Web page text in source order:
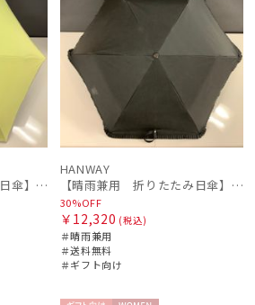
【晴雨兼用 折りたたみ日傘】ハンウェイ（ＨＡＮＷＡＹ）Liner ribbon（ライナー・リボン)
HANWAY
【晴雨兼用 折りたたみ日傘】ハンウェイ（ＨＡＮＷＡＹ）Eyelashes frill（アイラッシュ・フリル）
30%OFF
￥12,320 (税込)
＃晴雨兼用
＃送料無料
＃ギフト向け